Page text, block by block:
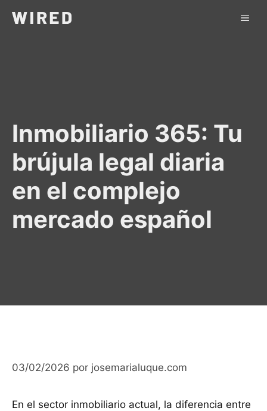
Inmobiliario 365: Tu
brújula legal diaria
en el complejo
mercado español
03/02/2026 por josemarialuque.com
En el sector inmobiliario actual, la diferencia entre